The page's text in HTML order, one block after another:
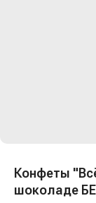
Конфеты
шоколаде